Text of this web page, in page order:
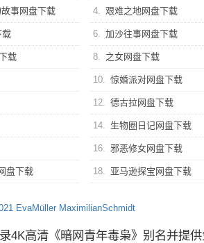
事网盘下载 4. 艰难之地网盘下载
载 6. 加沙往事网盘下载
载 8. 之女网盘下载
10. 惊婚派对网盘下载
12. 德古拉网盘下载
14. 生物圈日记网盘下载
16. 邪恶修女网盘下载
盘下载 18. 亚马逊探宝网盘下载
EvaMüller MaximilianSchmidt
4K高清《暗网青年毒枭》别名并提